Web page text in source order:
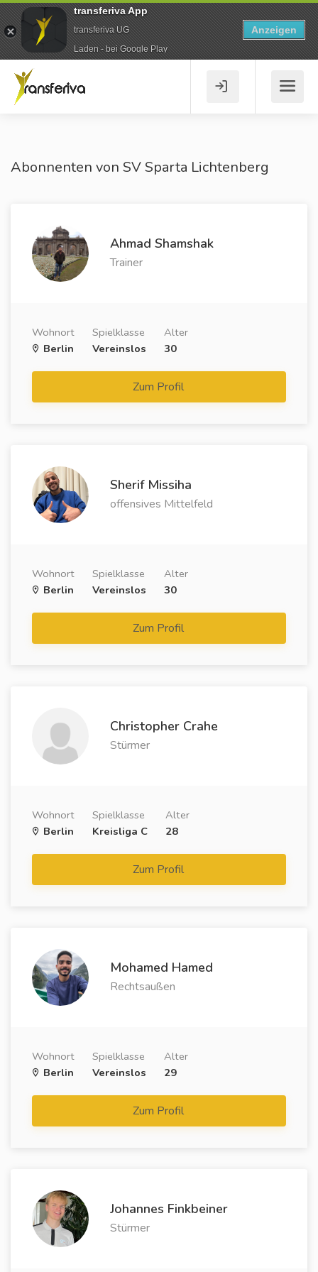
Abonnenten von SV Sparta Lichtenberg
Ahmad Shamshak
Trainer
Wohnort
Berlin
Spielklasse
Vereinslos
Alter
30
Zum Profil
Sherif Missiha
offensives Mittelfeld
Wohnort
Berlin
Spielklasse
Vereinslos
Alter
30
Zum Profil
Christopher Crahe
Stürmer
Wohnort
Berlin
Spielklasse
Kreisliga C
Alter
28
Zum Profil
Mohamed Hamed
Rechtsaußen
Wohnort
Berlin
Spielklasse
Vereinslos
Alter
29
Zum Profil
Johannes Finkbeiner
Stürmer
transferiva App
transferiva UG
Laden - bei Google Play
Anzeigen